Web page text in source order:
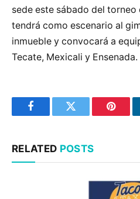
sede este sábado del
tendrá como escenario al
inmueble y convocará a
Tecate, Mexicali y Ensenada.
FacebookTwitter
RELATED POSTS